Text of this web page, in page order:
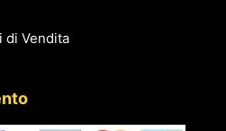
di Vendita